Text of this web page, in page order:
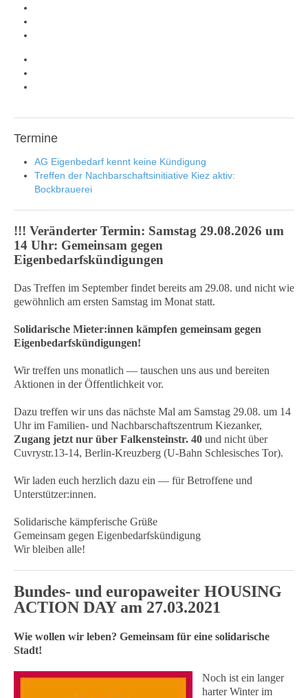
Termine
AG Eigenbedarf kennt keine Kündigung
Treffen der Nachbarschaftsinitiative Kiez aktiv:
Bockbrauerei
!!! Veränderter Termin: Samstag 29.08.2026 um
14 Uhr: Gemeinsam gegen
Eigenbedarfskündigungen
Das Treffen im September findet bereits am 29.08. und nicht wie
gewöhnlich am ersten Samstag im Monat statt.
Solidarische Mieter:innen kämpfen gemeinsam gegen
Eigenbedarfskündigungen!
Wir treffen uns monatlich — tauschen uns aus und bereiten
Aktionen in der Öffentlichkeit vor.
Dazu treffen wir uns das nächste Mal am Samstag 29.08. um 14
Uhr im Familien- und Nachbarschaftszentrum Kiezanker,
Zugang jetzt nur über Falkensteinstr. 40 und nicht über
Cuvrystr.13-14, Berlin-Kreuzberg (U-Bahn Schlesisches Tor).
Wir laden euch herzlich dazu ein — für Betroffene und
Unterstützer:innen.
Solidarische kämpferische Grüße
Gemeinsam gegen Eigenbedarfskündigung
Wir bleiben alle!
Bundes- und europaweiter HOUSING
ACTION DAY am 27.03.2021
Wie wollen wir leben? Gemeinsam für eine solidarische
Stadt!
Noch ist ein langer
harter Winter im